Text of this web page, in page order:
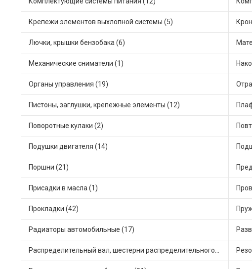
Крепежи элементов выхлопной системы (5)
Лючки, крышки бензобака (6)
Механические сниматели (1)
Органы управления (19)
Пистоны, заглушки, крепежные элементы (12)
Поворотные кулаки (2)
Подушки двигателя (14)
Поршни (21)
Присадки в масла (1)
Прокладки (42)
Радиаторы автомобильные (17)